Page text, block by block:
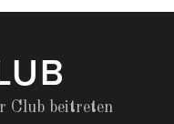
Club beitreten